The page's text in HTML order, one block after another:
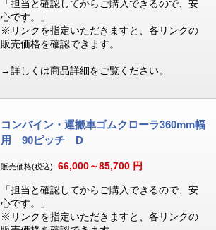
「担当と確認してからご購入できるので、安
心です。」
※リンクを指定いただきますと、各リンクの
販売価格を確認できます。
→詳しくは商品詳細をご覧ください。
コンバイン・運搬車ゴムクローラ360mm幅
用 90ピッチ D
販売価格(税込): 66,000～85,700 円
「担当と確認してからご購入できるので、安
心です。」
※リンクを指定いただきますと、各リンクの